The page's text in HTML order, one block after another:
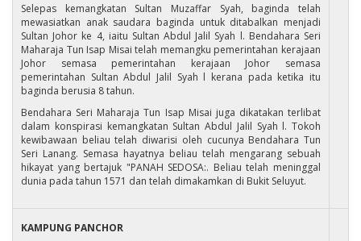
Selepas kemangkatan Sultan Muzaffar Syah, baginda telah
mewasiatkan anak saudara baginda untuk ditabalkan menjadi
Sultan Johor ke 4, iaitu Sultan Abdul Jalil Syah l. Bendahara Seri
Maharaja Tun Isap Misai telah memangku pemerintahan kerajaan
Johor semasa pemerintahan kerajaan Johor semasa
pemerintahan Sultan Abdul Jalil Syah l kerana pada ketika itu
baginda berusia 8 tahun.
Bendahara Seri Maharaja Tun Isap Misai juga dikatakan terlibat
dalam konspirasi kemangkatan Sultan Abdul Jalil Syah l. Tokoh
kewibawaan beliau telah diwarisi oleh cucunya Bendahara Tun
Seri Lanang. Semasa hayatnya beliau telah mengarang sebuah
hikayat yang bertajuk "PANAH SEDOSA:. Beliau telah meninggal
dunia pada tahun 1571 dan telah dimakamkan di Bukit Seluyut.
KAMPUNG PANCHOR